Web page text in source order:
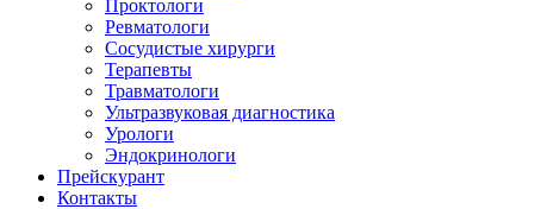
Проктологи
Ревматологи
Сосудистые хирурги
Терапевты
Травматологи
Ультразвуковая диагностика
Урологи
Эндокринологи
Прейскурант
Контакты